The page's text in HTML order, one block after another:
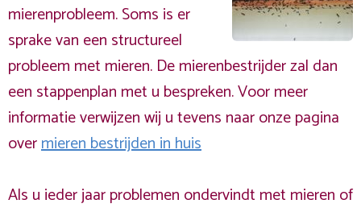
mierenprobleem. Soms is er
sprake van een structureel
probleem met mieren. De mierenbestrijder zal dan
een stappenplan met u bespreken. Voor meer
informatie verwijzen wij u tevens naar onze pagina
overmieren bestrijden in huis
Als u ieder jaar problemen ondervindt met mieren of